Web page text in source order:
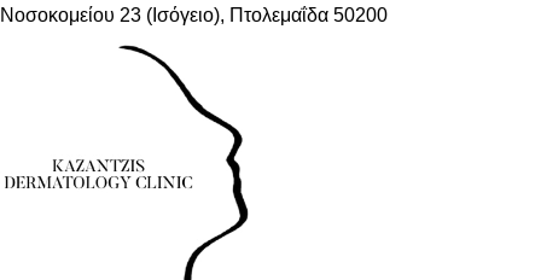
Νοσοκομείου 23 (Ισόγειο), Πτολεμαΐδα 50200